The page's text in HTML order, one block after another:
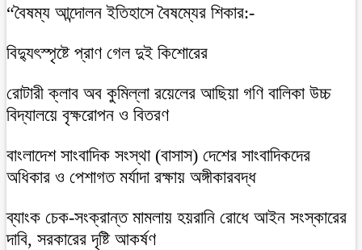
“বৈষম্য আন্দোলন ইতিহাসে বৈষম্যের শিকার:-
বিদ্যুৎস্পৃষ্টে প্রাণ গেল দুই কিশোরের
রোটারী ক্লাব অব কুমিল্লা রয়েলের আছিয়া গণি বালিকা উচ্চ
বিদ্যালয়ে বৃক্ষরোপন ও বিতরণ
বাংলাদেশ সাংবাদিক সংস্থা (বাসাস) দেশের সাংবাদিকদের
অধিকার ও পেশাগত মর্যাদা রক্ষায় অঙ্গীকারবদ্ধ
ব্যাংক চেক-সংক্রান্ত মামলায় হয়রানি রোধে আইন সংস্কারের
দাবি, সরকারের দৃষ্টি আকর্ষণ